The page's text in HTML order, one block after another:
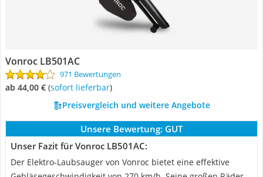
Vonroc LB501AC
971 Bewertungen
ab 44,00 € ( Sofort lieferbar)
Preisvergleich und weitere Angebote
Unsere Bewertung: GUT
Unser Fazit für Vonroc LB501AC:
Der Elektro-Laubsauger von Vonroc bietet eine effektive